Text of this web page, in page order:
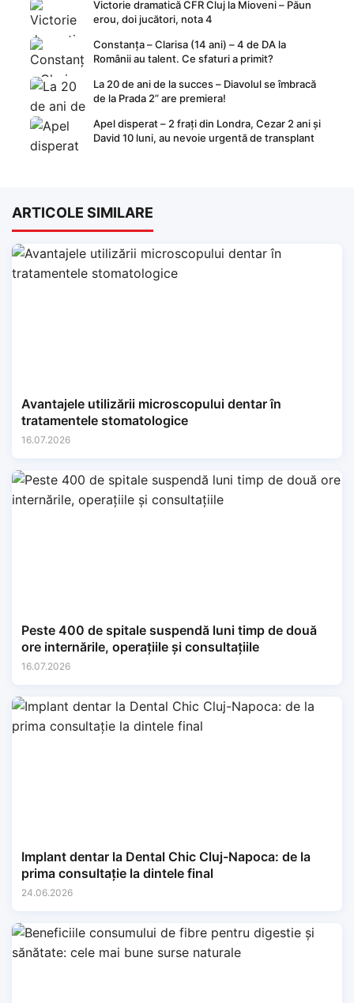
Victorie dramatică CFR Cluj la Mioveni – Păun
erou, doi jucători, nota 4
Constanța – Clarisa (14 ani) – 4 de DA la
Românii au talent. Ce sfaturi a primit?
La 20 de ani de la succes – Diavolul se îmbracă
de la Prada 2” are premiera!
Apel disperat – 2 frați din Londra, Cezar 2 ani și
David 10 luni, au nevoie urgentă de transplant
ARTICOLE SIMILARE
Avantajele utilizării microscopului dentar în
tratamentele stomatologice
16.07.2026
Peste 400 de spitale suspendă luni timp de două
ore internările, operațiile și consultațiile
16.07.2026
Implant dentar la Dental Chic Cluj-Napoca: de la
prima consultație la dintele final
24.06.2026